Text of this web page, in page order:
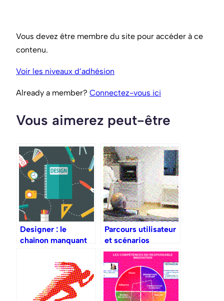
Vous devez être membre du site pour accéder à ce
contenu.
Voir les niveaux d’adhésion
Already a member? Connectez-vous ici
Vous aimerez peut-être
Designer : le
chaînon manquant
Parcours utilisateur
et scénarios
d’usage